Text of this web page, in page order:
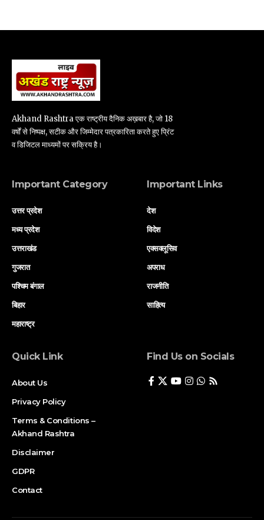
Akhand Rashtra एक राष्ट्रीय दैनिक अख़बार है, जो 18
वर्षों से निष्पक्ष, सटीक और जिम्मेदार पत्रकारिता करते हुए प्रिंट
व डिजिटल माध्यमों पर सक्रिय है।
Important Category
उत्तर प्रदेश
मध्य प्रदेश
उत्तराखंड
गुजरात
पश्चिम बंगाल
बिहार
महाराष्ट्र
Important Links
देश
विदेश
एक्सक्लूसिव
अपराध
राजनीति
साहित्य
Quick Link
About Us
Privacy Policy
Terms & Conditions –
Akhand Rashtra
Disclaimer
GDPR
Contact
Find Us on Socials